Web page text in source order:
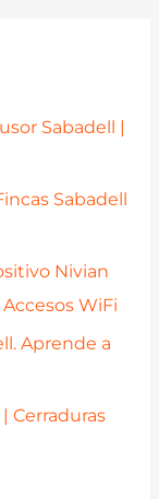
Sabadell |
Sabadell
Nivian
WiFi
Aprende a
Cerraduras